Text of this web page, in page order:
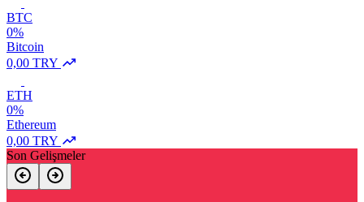
BTC
0%
Bitcoin
0,00 TRY
ETH
0%
Ethereum
0,00 TRY
Son Gelişmeler